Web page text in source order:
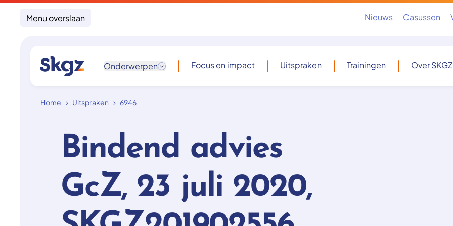
Menu overslaan Nieuws Casussen
Onderwerpen Focus en impact Uitspraken Trainingen Over SKGZ
Home Uitspraken 6946
Bindend advies
GcZ, 23 juli 2020,